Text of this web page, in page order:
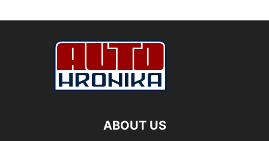
ABOUT US